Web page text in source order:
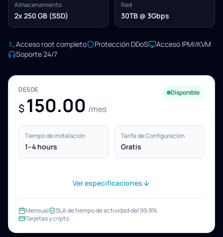
Almacenamiento
2x 250 GB (SSD)
Red
30TB @ 3Gbps
Acceso root completo Protección DDoS
Acceso IPMI/KVM
Soporte 24/7
DESDE
$ 150.00 /mes
Disponible
Tiempo de instalación
1–4 hours
Tarifa de Configuración
Gratis
Ver especificaciones
Mensual
SLA de tiempo de actividad del 99,9%
Tarjetas y cripto